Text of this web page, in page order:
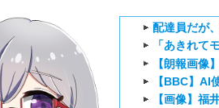
配達員だが
「あきれて
【朗報画像
【BBC】AI
【画像】福